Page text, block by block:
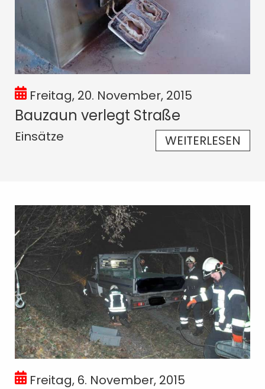
Freitag, 20. November, 2015
Bauzaun verlegt Straße
Einsätze WEITERLESEN
Freitag, 6. November, 2015